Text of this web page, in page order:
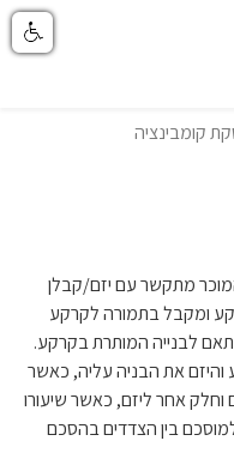
קומבינציה
מתקשר עם יזם/קבלן
ומקבל בתמורה לקרקע
לבנייה המותרת בקרקע.
את הבניה עליה, כאשר
אחר ליזם, כאשר שיעורו
בין הצדדים בהסכם